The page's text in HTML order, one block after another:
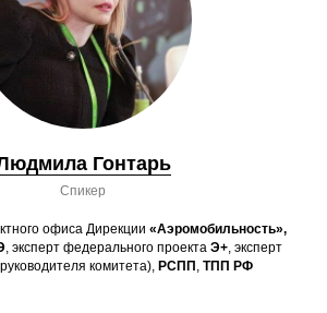
Гонтарь
Спикер
офиса Дирекции «Аэромобильность»,
, эксперт федерального проекта Э+, эксперт
комитета), РСПП , ТПП РФ